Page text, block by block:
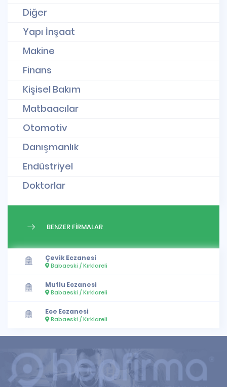
Diğer
Yapı İnşaat
Makine
Finans
Kişisel Bakım
Matbaacılar
Otomotiv
Danışmanlık
Endüstriyel
Doktorlar
BENZER FİRMALAR
Çevik Eczanesi
Babaeski / Kırklareli
Mutlu Eczanesi
Babaeski / Kırklareli
Ece Eczanesi
Babaeski / Kırklareli